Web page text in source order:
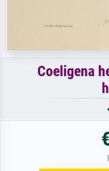
Coeligena